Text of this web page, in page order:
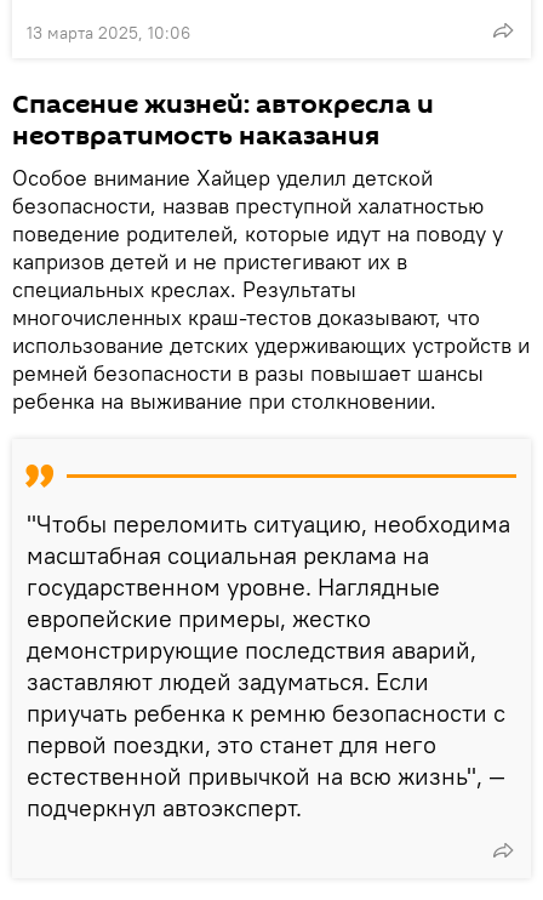
13 марта 2025, 10:06
Спасение жизней: автокресла и
неотвратимость наказания
Особое внимание Хайцер уделил детской
безопасности, назвав преступной халатностью
поведение родителей, которые идут на поводу у
капризов детей и не пристегивают их в
специальных креслах. Результаты
многочисленных краш-тестов доказывают, что
использование детских удерживающих устройств и
ремней безопасности в разы повышает шансы
ребенка на выживание при столкновении.
"Чтобы переломить ситуацию, необходима
масштабная социальная реклама на
государственном уровне. Наглядные
европейские примеры, жестко
демонстрирующие последствия аварий,
заставляют людей задуматься. Если
приучать ребенка к ремню безопасности с
первой поездки, это станет для него
естественной привычкой на всю жизнь", —
подчеркнул автоэксперт.